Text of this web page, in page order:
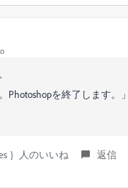
Photoshopを終了します。」
｝人のいいね 返信